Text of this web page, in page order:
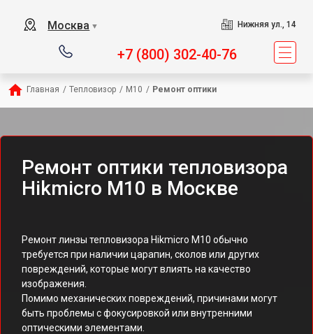
Москва ▼ Нижняя ул., 14
+7 (800) 302-40-76
Главная / Тепловизор / M10 / Ремонт оптики
Ремонт оптики тепловизора
Hikmicro M10 в Москве
Ремонт линзы тепловизора Hikmicro M10 обычно
требуется при наличии царапин, сколов или других
повреждений, которые могут влиять на качество
изображения.
Помимо механических повреждений, причинами могут
быть проблемы с фокусировкой или внутренними
оптическими элементами.